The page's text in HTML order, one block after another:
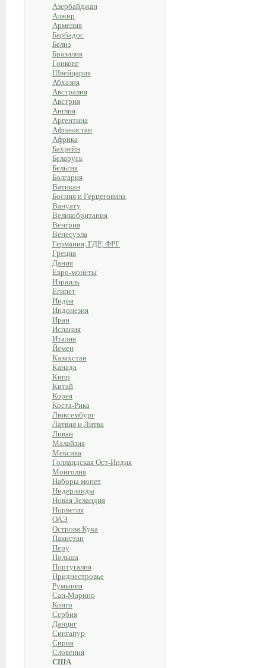
Азербайджан
Алжир
Армения
Барбадос
Белиз
Бразилия
Гонконг
Швейцария
Абхазия
Австралия
Австрия
Англия
Аргентина
Афганистан
Африка
Бахрейн
Беларусь
Бельгия
Болгария
Ватикан
Босния и Герцеговина
Вануату
Великобритания
Венгрия
Венесуэла
Германия, ГДР, ФРГ
Греция
Дания
Евро-монеты
Израиль
Египет
Индия
Индонезия
Иран
Испания
Италия
Йемен
Казахстан
Канада
Кипр
Китай
Корея
Коста-Рика
Люксембург
Латвия и Литва
Ливан
Малайзия
Мексика
Голландская Ост-Индия
Монголия
Наборы монет
Нидерланды
Новая Зеландия
Норвегия
ОАЭ
Острова Кука
Пакистан
Перу
Польша
Португалия
Приднестровье
Румыния
Сан-Марино
Конго
Сербия
Данциг
Сингапур
Сирия
Словения
США